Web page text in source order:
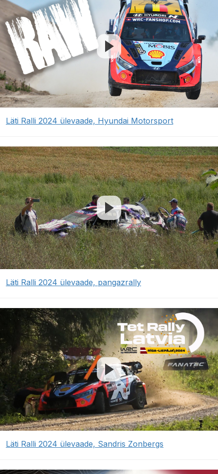
Läti Ralli 2024 ülevaade, Hyundai Motorsport
Läti Ralli 2024 ülevaade, pangazrally
Läti Ralli 2024 ülevaade, Sandris Zonbergs